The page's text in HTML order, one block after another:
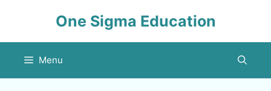
One Sigma Education
Menu